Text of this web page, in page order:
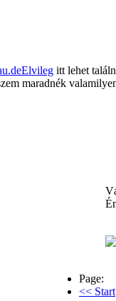
itt lehet
maradnék
Page:
<< Start